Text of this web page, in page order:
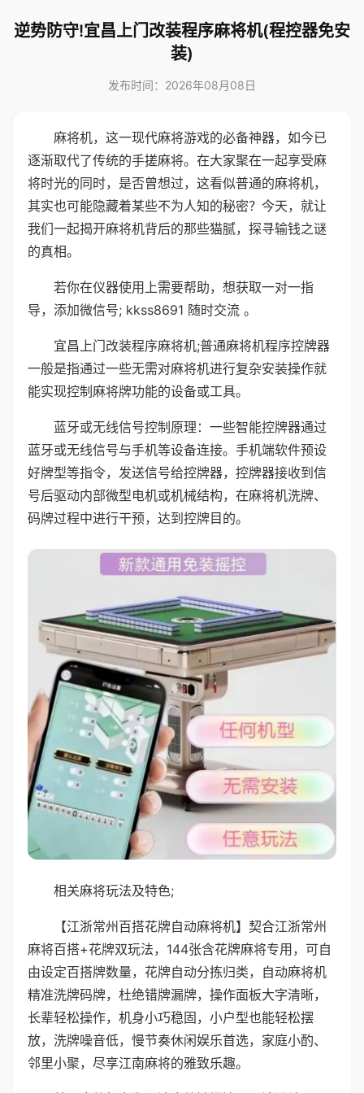
逆势防守!宜昌上门改装程序麻将机(程控器免安
装)
发布时间：2026年08月08日
麻将机，这一现代麻将游戏的必备神器，如今已
逐渐取代了传统的手搓麻将。在大家聚在一起享受麻
将时光的同时，是否曾想过，这看似普通的麻将机，
其实也可能隐藏着某些不为人知的秘密？今天，就让
我们一起揭开麻将机背后的那些猫腻，探寻输钱之谜
的真相。
若你在仪器使用上需要帮助，想获取一对一指
导，添加微信号; kkss8691 随时交流 。
宜昌上门改装程序麻将机;普通麻将机程序控牌器
一般是指通过一些无需对麻将机进行复杂安装操作就
能实现控制麻将牌功能的设备或工具。
蓝牙或无线信号控制原理：一些智能控牌器通过
蓝牙或无线信号与手机等设备连接。手机端软件预设
好牌型等指令，发送信号给控牌器，控牌器接收到信
号后驱动内部微型电机或机械结构，在麻将机洗牌、
码牌过程中进行干预，达到控牌目的。
相关麻将玩法及特色;
【江浙常州百搭花牌自动麻将机】契合江浙常州
麻将百搭+花牌双玩法，144张含花牌麻将专用，可自
由设定百搭牌数量，花牌自动分拣归类，自动麻将机
精准洗牌码牌，杜绝错牌漏牌，操作面板大字清晰，
长辈轻松操作，机身小巧稳固，小户型也能轻松摆
放，洗牌噪音低，慢节奏休闲娱乐首选，家庭小酌、
邻里小聚，尽享江南麻将的雅致乐趣。